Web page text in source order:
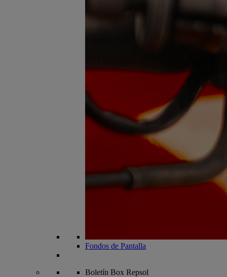
Fondos de Pantalla
Boletín Box Repsol